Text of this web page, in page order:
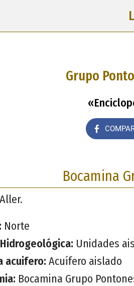
Grupo
Bocamina
Norte
Unidades
acuifero: Acuífero aislado
Bocamina Grupo